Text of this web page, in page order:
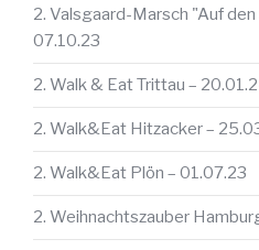
2. Valsgaard-Marsch "Auf
07.10.23
2. Walk & Eat Trittau –
2. Walk&Eat Hitzacker –
2. Walk&Eat Plön – 01.07.23
2. Weihnachtszauber